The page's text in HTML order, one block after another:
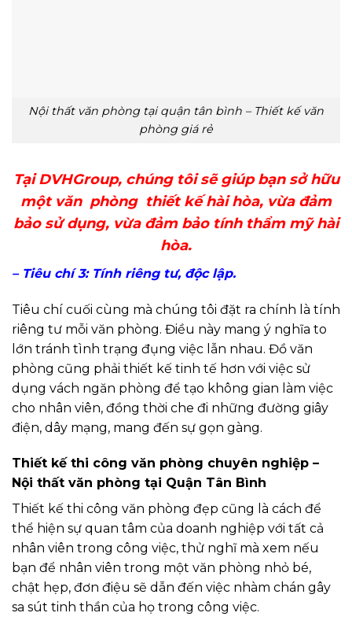
Nội thất văn phòng tại quận tân bình – Thiết kế văn
phòng giá rẻ
Tại DVHGroup, chúng tôi sẽ giúp bạn sở hữu
một văn phòng thiết kế hài hòa, vừa đảm
bảo sử dụng, vừa đảm bảo tính thẩm mỹ hài
hòa.
– Tiêu chí 3: Tính riêng tư, độc lập.
Tiêu chí cuối cùng mà chúng tôi đặt ra chính là tính
riêng tư mỗi văn phòng. Điều này mang ý nghĩa to
lớn tránh tình trạng đụng việc lẫn nhau. Đồ văn
phòng cũng phải thiết kế tinh tế hơn với việc sử
dụng vách ngăn phòng để tạo không gian làm việc
cho nhân viên, đồng thời che đi những đường giây
điện, dây mạng, mang đến sự gọn gàng.
Thiết kế thi công văn phòng chuyên nghiệp –
Nội thất văn phòng tại Quận Tân Bình
Thiết kế thi công văn phòng đẹp cũng là cách để
thể hiện sự quan tâm của doanh nghiệp với tất cả
nhân viên trong công việc, thử nghĩ mà xem nếu
bạn để nhân viên trong một văn phòng nhỏ bé,
chật hẹp, đơn điệu sẽ dẫn đến việc nhàm chán gây
sa sút tinh thần của họ trong công việc.